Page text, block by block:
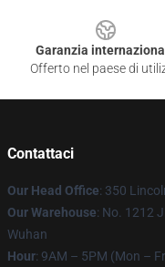
Garanzia
Offerto nel paese di
Contattaci
Our Head Office: 350
Our Warehouse: No. 1212
Wuhan
Hour: 9AM – 5PM (Mon –